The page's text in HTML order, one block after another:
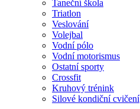
Taneční škola
Triatlon
Veslování
Volejbal
Vodní pólo
Vodní motorismus
Ostatní sporty
Crossfit
Kruhový trénink
Silové kondiční cvičení